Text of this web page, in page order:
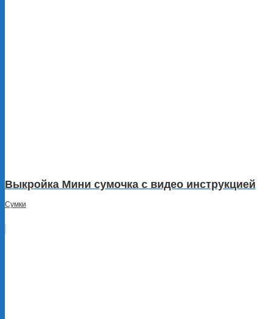
Выкройка Мини сумочка с видео инструкцией
Сумки